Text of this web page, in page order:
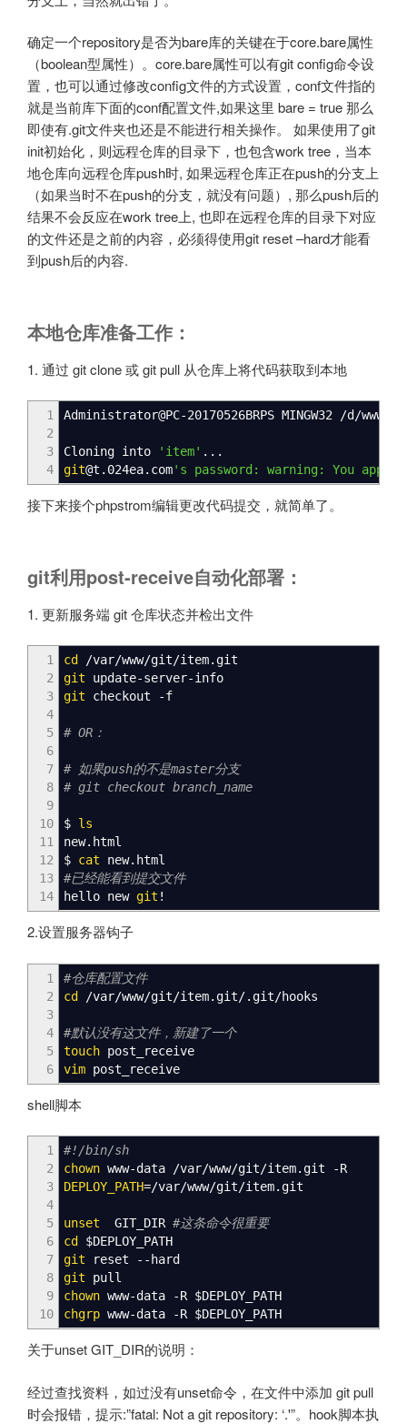
确定一个repository是否为bare库的关键在于core.bare属性
（boolean型属性）。core.bare属性可以有git config命令设
置，也可以通过修改config文件的方式设置，conf文件指的
就是当前库下面的conf配置文件,如果这里 bare = true 那么
即使有.git文件夹也还是不能进行相关操作。 如果使用了git
init初始化，则远程仓库的目录下，也包含work tree，当本
地仓库向远程仓库push时, 如果远程仓库正在push的分支上
（如果当时不在push的分支，就没有问题）, 那么push后的
结果不会反应在work tree上, 也即在远程仓库的目录下对应
的文件还是之前的内容，必须得使用git reset –hard才能看
到push后的内容.
本地仓库准备工作：
1. 通过 git clone 或 git pull 从仓库上将代码获取到本地
1
2
3
4
Administrator@PC-20170526BRPS MINGW32 /d/www
Cloning into 'item' ...
git@t.024ea.com's password: warning: You
接下来接个phpstrom编辑更改代码提交，就简单了。
git利用post-receive自动化部署：
1. 更新服务端 git 仓库状态并检出文件
1
2
3
4
5
6
7
8
9
10
11
12
13
14
cd /var/www/git/item.git
git update-server-info
git checkout -f
# OR：
# 如果push的不是master分支
# git checkout branch_name
$ ls
new.html
$ cat new.html
#已经能看到提交文件
hello new git !
2.设置服务器钩子
1
2
3
4
5
6
#仓库配置文件
cd
/var/www/git/item.git/.git/hooks
#默认没有这文件，新建了一个
touch post_receive
vim post_receive
shell脚本
1
2
3
4
5
6
7
8
9
10
#!/bin/sh
chown www-data /var/www/git/item.git -R
DEPLOY_PATH=/var/www/git/item.git
unset GIT_DIR #这条命令很重要
cd
$DEPLOY_PATH
git reset --hard
git pull
chown www-data -R $DEPLOY_PATH
chgrp www-data -R $DEPLOY_PATH
关于unset GIT_DIR的说明：
经过查找资料，如过没有unset命令，在文件中添加 git pull
时会报错，提示:”fatal: Not a git repository: ‘.'”。hook脚本执